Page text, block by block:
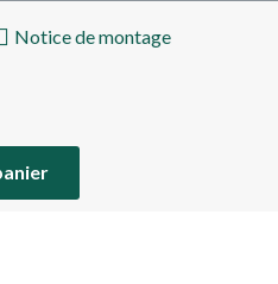
Notice de montage